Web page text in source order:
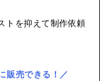
トを抑えて制作依頼
販売できる！／